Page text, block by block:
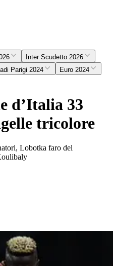
Inter Scudetto 2026
Parigi 2024 Euro 2024
d’Italia 33
tricolore
Lobotka faro del